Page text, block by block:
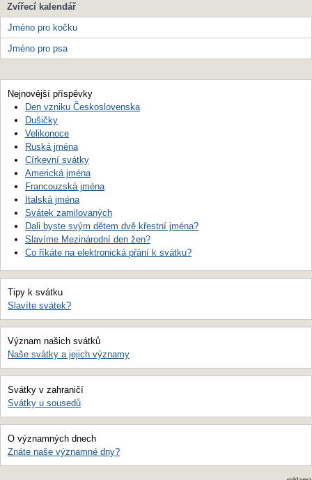
Zvířecí kalendář
Jméno pro kočku
Jméno pro psa
Nejnovější příspěvky
Den vzniku Československa
Dušičky
Velikonoce
Ruská jména
Církevní svátky
Americká jména
Francouzská jména
Italská jména
Svátek zamilovaných
Dali byste svým dětem dvě křestní jména?
Slavíme Mezinárodní den žen?
Co říkáte na elektronická přání k svátku?
Tipy k svátku
Slavíte svátek?
Význam našich svátků
Naše svátky a jejich významy
Svátky v zahraničí
Svátky u sousedů
O významných dnech
Znáte naše významné dny?